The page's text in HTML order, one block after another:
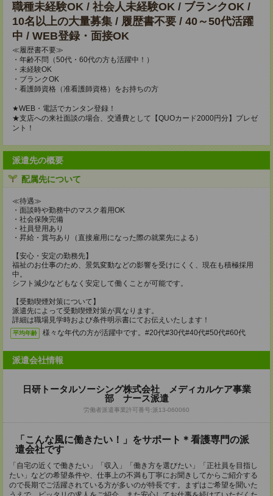
職種未経験OK / 社会人未経験OK / ブランクOK /
10名以上の大量募集 / 履歴書不要 / 40～50代活躍
中 / WEB登録・面接OK
≪履歴書不要≫
・年齢不問（50代・60代の方も活躍中！）
・未経験OK
・ブランクOK
・看護師資格（准看護師資格）をお持ちの方
★WEB・電話でカンタン登録！
★支店への来社面談の場合、交通費として【QUOカード2000円分】プレゼ
ント！
派遣先の概要
配属先について
≪待遇≫
・面談時や勤務中のマスク着用OK
・社会保険完備
・社員登用あり
・昇給・賞与あり（直接雇用になった際の就業先による）
【安心・安定の勤務先】
福祉のお仕事のため、景気変動などの影響を受けにくく、現在も積極採用
中。
シフト減少などもなく安定して働くことが可能です。
【受動喫煙対策について】
派遣先によって受動喫煙対策が異なります。
詳細は職場見学時および条件明示書にてお伝えいたします！
平均年齢 様々な年代の方が活躍中です。#20代#30代#40代#50代#60代
派遣会社情報
日研トータルソーシング株式会社 メディカルケア事業
部 ナース派遣
労働者派遣事業許可番号:派13-060060
「こんな風に働きたい！」をサポート＊看護専門の派
遣会社です
「自宅の近くで働きたい」「収入」「働き方を選びたい」「正社員を目指し
たい」などの希望条件や、仕事上の不満も丁寧にお聞きしてからご紹介する
ので長期でご活躍されている方が多いのが特長です。まずはご希望を聞いた